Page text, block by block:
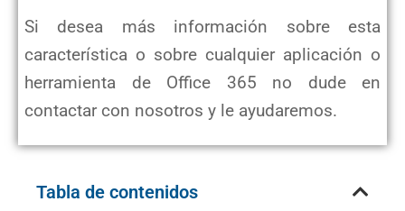
Si desea más información sobre esta
característica o sobre cualquier aplicación o
herramienta de Office 365 no dude en
contactar con nosotros y le ayudaremos.
Tabla de contenidos